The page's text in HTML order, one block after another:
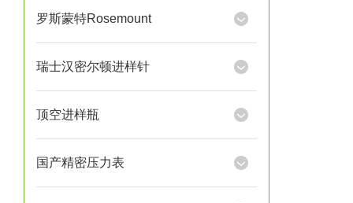
罗斯蒙特Rosemount
瑞士汉密尔顿进样针
顶空进样瓶
国产精密压力表